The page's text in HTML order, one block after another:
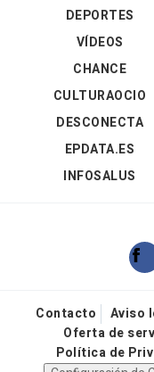
DEPORTES
VÍDEOS
CHANCE
CULTURAOCIO
DESCONECTA
EPDATA.ES
INFOSALUS
Contacto Aviso
Oferta de
Política de